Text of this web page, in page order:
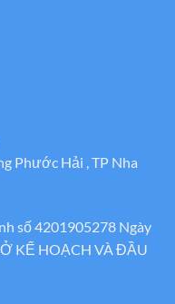
Phước Hải , TP Nha
số 4201905278 Ngày
KẾ HOẠCH VÀ ĐẦU